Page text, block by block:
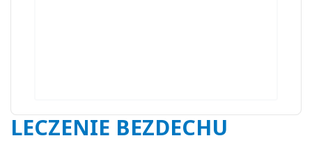
LECZENIE BEZDECHU